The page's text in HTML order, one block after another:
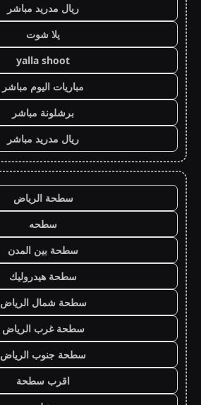
ريال مدريد مباشر
يلا شوت
yalla shoot
مباريات اليوم مباشر
برشلونة مباشر
ريال مدريد مباشر
سطحة الرياض
سطحه
سطحة بين المدن
سطحة هيدروليك
سطحة شمال الرياض
سطحة غرب الرياض
سطحة جنوب الرياض
اقرب سطحة